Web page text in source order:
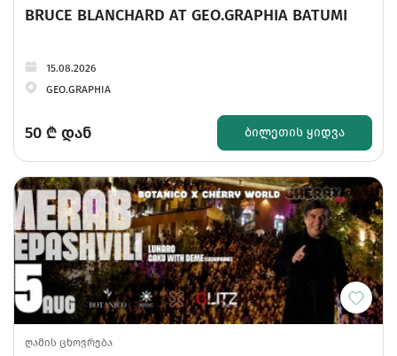
BRUCE BLANCHARD AT GEO.GRAPHIA BATUMI
15.08.2026
GEO.GRAPHIA
50 ₾ დან ᲑᲘᲚᲔᲗᲘᲡ ᲧᲘᲓᲕᲐ
ღამის ცხოვრება